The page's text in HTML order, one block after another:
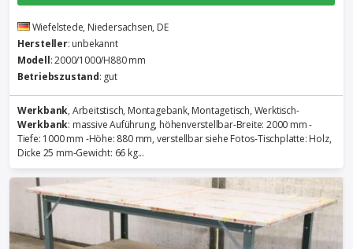
Wiefelstede, Niedersachsen, DE
Hersteller: unbekannt
Modell: 2000/1000/H880 mm
Betriebszustand: gut
Werkbank, Arbeitstisch, Montagebank, Montagetisch, Werktisch-
Werkbank: massive Auführung, höhenverstellbar-Breite: 2000 mm -
Tiefe: 1000 mm -Höhe: 880 mm, verstellbar siehe Fotos-Tischplatte: Holz,
Dicke 25 mm-Gewicht: 66 kg...